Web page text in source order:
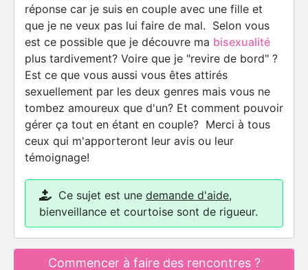
réponse car je suis en couple avec une fille et
que je ne veux pas lui faire de mal. Selon vous
est ce possible que je découvre ma bisexualité
plus tardivement? Voire que je "revire de bord" ?
Est ce que vous aussi vous êtes attirés
sexuellement par les deux genres mais vous ne
tombez amoureux que d'un? Et comment pouvoir
gérer ça tout en étant en couple? Merci à tous
ceux qui m'apporteront leur avis ou leur
témoignage!
Ce sujet est une demande d'aide,
bienveillance et courtoise sont de rigueur.
Commencer à faire des rencontres ?